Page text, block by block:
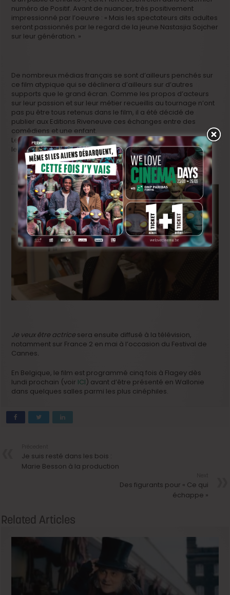
numéro de Positif. Avant de nuancer, très positivement
impressionné par l’oeuvre : « Mais les spectateurs dits adultes
seront passionnés par le regard de la jeune Nastasjia Sojcher
sur leur génération. »
De nombreux médias français se sont d’ailleurs penchés sur
ce film atypique qui se déclinera d’ailleurs sur d’autres
supports que le grand écran. Comme les propos d’acteurs
sur leur passion et sur leur métier recueillis au tournage n’ont
pas pu être tous retenus dans le film, il a été décidé de
publier aux Editions Riveneuve ces échanges entre des
comédiens et une enfant.
Le livre sortira sous le même titre que le film, le 1er mars, avec
le DVD du film.
Je veux être actrice sera ensuite diffusé à la télévision,
notamment sur France 2 en mai à l’occasion du Festival de
Cannes.
En Belgique, le film est programmé cinq fois à Flagey dès
lundi prochain (voir ICI) avant d’être présenté en Wallonie
dans quelques salles parmi les plus cinéphiles.
Je suis resté dans les bois :
Marie Besson à la production
Des figurants pour « Ce qui
échappe »
Related Articles